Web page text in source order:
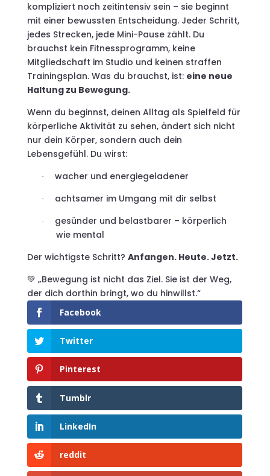
kompliziert noch zeitintensiv sein – sie beginnt
mit einer bewussten Entscheidung. Jeder Schritt,
jedes Strecken, jede Mini-Pause zählt. Du
brauchst kein Fitnessprogramm, keine
Mitgliedschaft im Studio und keinen straffen
Trainingsplan. Was du brauchst, ist: eine neue
Haltung zu Bewegung.
Wenn du beginnst, deinen Alltag als Spielfeld für
körperliche Aktivität zu sehen, ändert sich nicht
nur dein Körper, sondern auch dein
Lebensgefühl. Du wirst:
· wacher und energiegeladener
· achtsamer im Umgang mit dir selbst
·
gesünder und belastbarer – körperlich
wie mental
Der wichtigste Schritt? Anfangen. Heute. Jetzt.
💚 „Bewegung ist nicht das Ziel. Sie ist der Weg,
der dich dorthin bringt, wo du hinwillst.“
Facebook
Twitter
Pinterest
Tumblr
LinkedIn
reddit